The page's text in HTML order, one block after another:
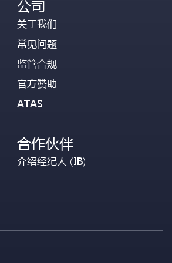
公司
关于我们
常见问题
监管合规
官方赞助
ATAS
合作伙伴
介绍经纪人 (IB)